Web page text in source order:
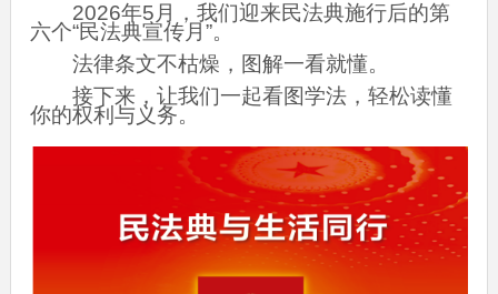
2026年5月，我们迎来民法典施行后的第
六个“民法典宣传月”。
法律条文不枯燥，图解一看就懂。
接下来，让我们一起看图学法，轻松读懂
你的权利与义务。